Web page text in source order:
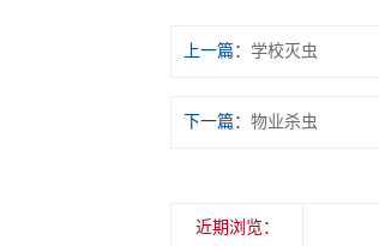
上一篇： 学校灭虫
下一篇： 物业杀虫
近期浏览：